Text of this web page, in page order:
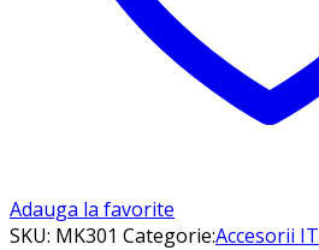
Adauga la favorite
SKU: MK301 Categorie:Accesorii IT